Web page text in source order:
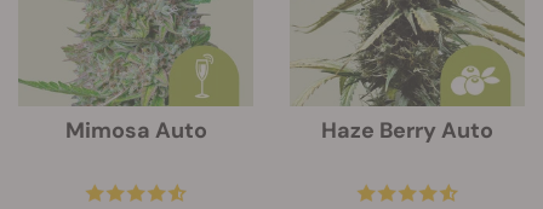
Mimosa Auto Haze Berry Auto